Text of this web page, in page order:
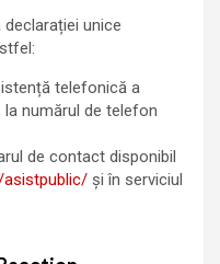
unice
telefonică a
numărul de telefon
de contact disponibil
şi în serviciul